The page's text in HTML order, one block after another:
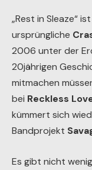
„Rest in Sleaze“
ursprüngliche
2006 unter der
20jährigen
mitmachen
bei Reckless
kümmert sich
Bandprojekt
Es gibt nicht